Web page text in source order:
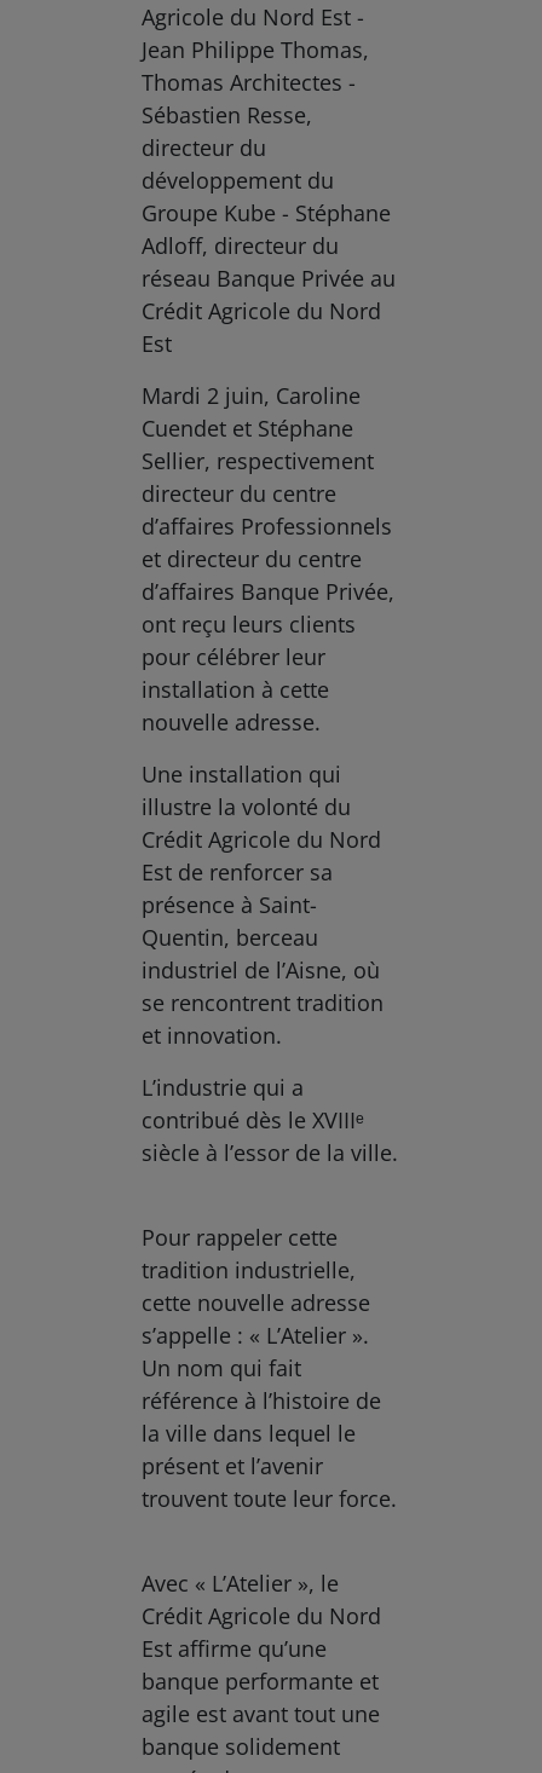
Agricole du Nord Est -
Jean Philippe Thomas,
Thomas Architectes -
Sébastien Resse,
directeur du
développement du
Groupe Kube - Stéphane
Adloff, directeur du
réseau Banque Privée au
Crédit Agricole du Nord
Est
Mardi 2 juin, Caroline
Cuendet et Stéphane
Sellier, respectivement
directeur du centre
d’affaires Professionnels
et directeur du centre
d’affaires Banque Privée,
ont reçu leurs clients
pour célébrer leur
installation à cette
nouvelle adresse.
Une installation qui
illustre la volonté du
Crédit Agricole du Nord
Est de renforcer sa
présence à Saint-
Quentin, berceau
industriel de l’Aisne, où
se rencontrent tradition
et innovation.
L’industrie qui a
contribué dès le XVIIIᵉ
siècle à l’essor de la ville.
Pour rappeler cette
tradition industrielle,
cette nouvelle adresse
s’appelle : « L’Atelier ».
Un nom qui fait
référence à l’histoire de
la ville dans lequel le
présent et l’avenir
trouvent toute leur force.
Avec « L’Atelier », le
Crédit Agricole du Nord
Est affirme qu’une
banque performante et
agile est avant tout une
banque solidement